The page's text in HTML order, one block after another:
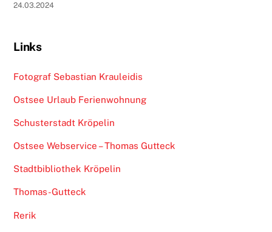
24.03.2024
Links
Fotograf Sebastian Krauleidis
Ostsee Urlaub Ferienwohnung
Schusterstadt Kröpelin
Ostsee Webservice – Thomas Gutteck
Stadtbibliothek Kröpelin
Thomas-Gutteck
Rerik